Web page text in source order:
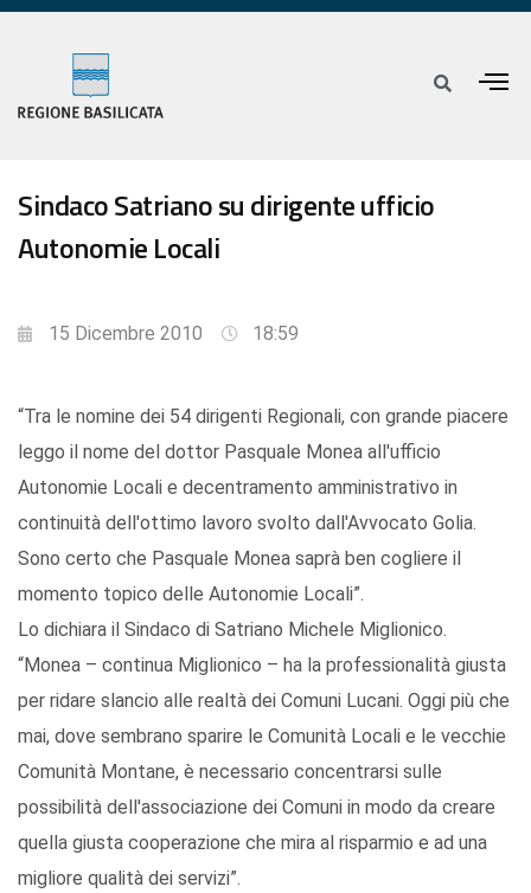
Sindaco Satriano su dirigente ufficio
Autonomie Locali
15 Dicembre 2010 18:59
“Tra le nomine dei 54 dirigenti Regionali, con grande piacere
leggo il nome del dottor Pasquale Monea all'ufficio
Autonomie Locali e decentramento amministrativo in
continuità dell'ottimo lavoro svolto dall'Avvocato Golia.
Sono certo che Pasquale Monea saprà ben cogliere il
momento topico delle Autonomie Locali”.
Lo dichiara il Sindaco di Satriano Michele Miglionico.
“Monea – continua Miglionico – ha la professionalità giusta
per ridare slancio alle realtà dei Comuni Lucani. Oggi più che
mai, dove sembrano sparire le Comunità Locali e le vecchie
Comunità Montane, è necessario concentrarsi sulle
possibilità dell'associazione dei Comuni in modo da creare
quella giusta cooperazione che mira al risparmio e ad una
migliore qualità dei servizi”.